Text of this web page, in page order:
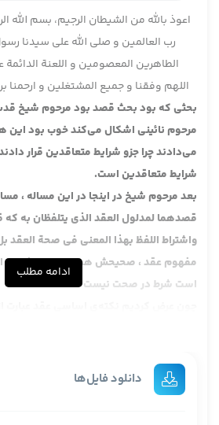
اعوذ بالله من الشیطان الرجیم، بسم الله
رب العالمین و صلی الله علی سیدنا
الطاهرین المعصومین و اللعنة
اللهم وفقنا و جمیع المشتغلین و ارحمنا
بحثی که بود بحث قصد بود مرحوم شیخ قدس
مرحوم نائینی اشکال می‌کند خوب بود این
می‌دادند چرا جزو شرایط متعاقدین قرار
شرایط متعاقدین است.
بعد مرحوم شیخ در اینجا در اینمساله ،
قصدهما لمدلول العقد الذي يتلفظان به که
واشتراط اللفظ بهذا المعنی فی صحة
مفهوم عقد ، صحیحش همین است مفهوم
است شرط در صحت نیست .
و این جور معانی را که انسان می‌تواند آنها
به قصد است بدون قصد نمی‌شود امور
ادامه مطلب
دانلود فایل‌ها